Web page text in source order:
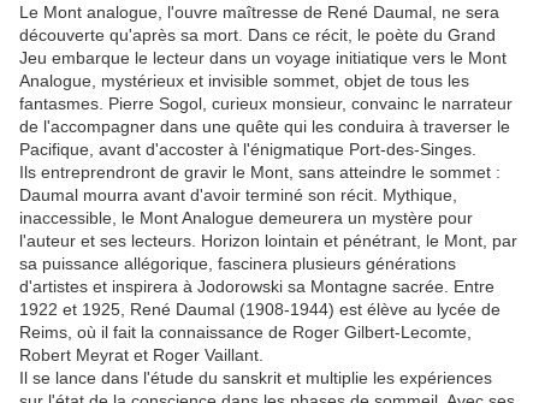
Le Mont analogue, l'ouvre maîtresse de René Daumal, ne sera
découverte qu'après sa mort. Dans ce récit, le poète du Grand
Jeu embarque le lecteur dans un voyage initiatique vers le Mont
Analogue, mystérieux et invisible sommet, objet de tous les
fantasmes. Pierre Sogol, curieux monsieur, convainc le narrateur
de l'accompagner dans une quête qui les conduira à traverser le
Pacifique, avant d'accoster à l'énigmatique Port-des-Singes.
Ils entreprendront de gravir le Mont, sans atteindre le sommet :
Daumal mourra avant d'avoir terminé son récit. Mythique,
inaccessible, le Mont Analogue demeurera un mystère pour
l'auteur et ses lecteurs. Horizon lointain et pénétrant, le Mont, par
sa puissance allégorique, fascinera plusieurs générations
d'artistes et inspirera à Jodorowski sa Montagne sacrée. Entre
1922 et 1925, René Daumal (1908-1944) est élève au lycée de
Reims, où il fait la connaissance de Roger Gilbert-Lecomte,
Robert Meyrat et Roger Vaillant.
Il se lance dans l'étude du sanskrit et multiplie les expériences